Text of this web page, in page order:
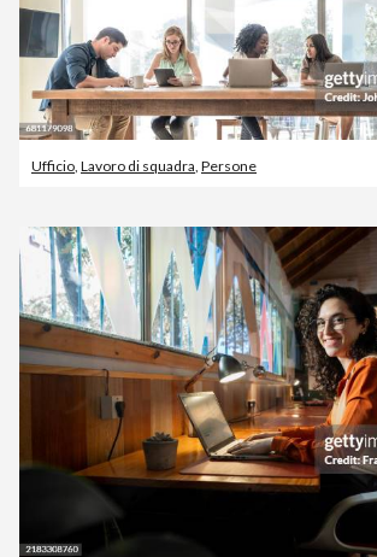
Ufficio Lavoro di squadra Persone